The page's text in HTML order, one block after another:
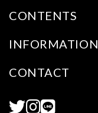
CONTENTS
INFORMATION
CONTACT